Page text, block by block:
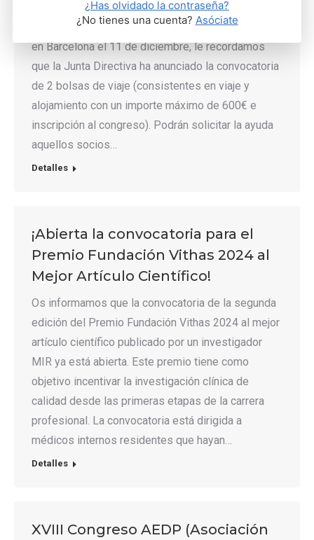
celebración de la XVI Jornada de Actualización en
Genética Humana que se celebrará
en Barcelona el 11 de diciembre, le recordamos
que la Junta Directiva ha anunciado la convocatoria
de 2 bolsas de viaje (consistentes en viaje y
alojamiento con un importe máximo de 600€ e
inscripción al congreso). Podrán solicitar la ayuda
aquellos socios…
Detalles
¡Abierta la convocatoria para el
Premio Fundación Vithas 2024 al
Mejor Artículo Científico!
Os informamos que la convocatoria de la segunda
edición del Premio Fundación Vithas 2024 al mejor
artículo científico publicado por un investigador
MIR ya está abierta. Este premio tiene como
objetivo incentivar la investigación clínica de
calidad desde las primeras etapas de la carrera
profesional. La convocatoria está dirigida a
médicos internos residentes que hayan…
Detalles
XVIII Congreso AEDP (Asociación
¿Has olvidado la contraseña?
¿No tienes una cuenta? Asóciate